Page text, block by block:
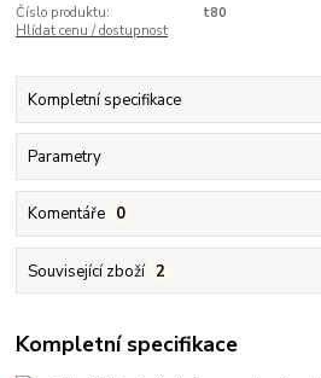
Číslo produktu:
t80
Hlídat cenu / dostupnost
Kompletní specifikace
Parametry
Komentáře 0
Související zboží 2
Kompletní specifikace